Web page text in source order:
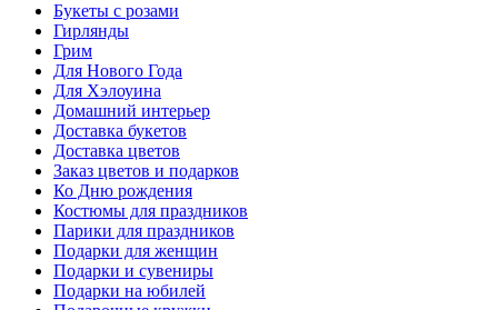
Букеты с розами
Гирлянды
Грим
Для Нового Года
Для Хэлоуина
Домашний интерьер
Доставка букетов
Доставка цветов
Заказ цветов и подарков
Ко Дню рождения
Костюмы для праздников
Парики для праздников
Подарки для женщин
Подарки и сувениры
Подарки на юбилей